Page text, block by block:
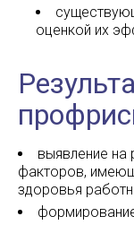
оценкой их
выявление на
факторов,
здоровья